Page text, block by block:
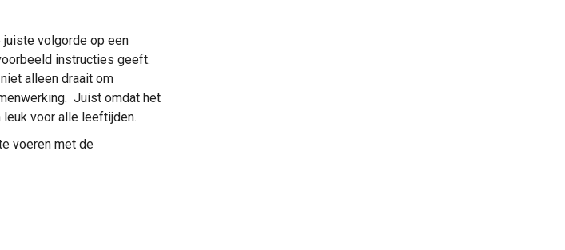
juiste volgorde op een
instructies geeft.
alleen draait om
Juist omdat het
voor alle leeftijden.
voeren met de